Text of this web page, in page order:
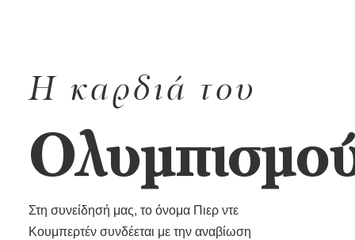
Η καρδιά του
Στη συνείδησή μας, το όνομα Πιερ ντε
Κουμπερτέν συνδέεται με την αναβίωση